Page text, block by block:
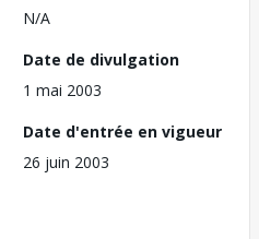
N/A
Date de divulgation
1 mai 2003
Date d'entrée en vigueur
26 juin 2003